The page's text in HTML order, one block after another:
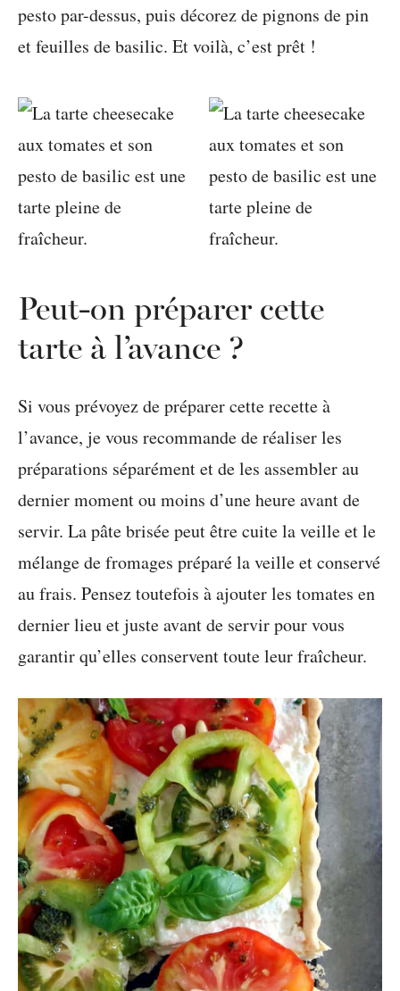
pesto par-dessus, puis décorez de pignons de pin
et feuilles de basilic. Et voilà, c’est prêt !
Peut-on préparer cette
tarte à l’avance ?
Si vous prévoyez de préparer cette recette à
l’avance, je vous recommande de réaliser les
préparations séparément et de les assembler au
dernier moment ou moins d’une heure avant de
servir. La pâte brisée peut être cuite la veille et le
mélange de fromages préparé la veille et conservé
au frais. Pensez toutefois à ajouter les tomates en
dernier lieu et juste avant de servir pour vous
garantir qu’elles conservent toute leur fraîcheur.